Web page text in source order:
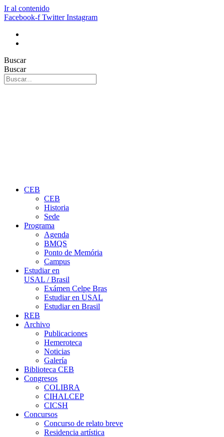
Ir al contenido
Facebook-f Twitter Instagram
Buscar
Buscar
CEB
CEB
Historia
Sede
Programa
Agenda
BMQS
Ponto de Memória
Campus
Estudiar en
USAL / Brasil
Exámen Celpe Bras
Estudiar en USAL
Estudiar en Brasil
REB
Archivo
Publicaciones
Hemeroteca
Noticias
Galería
Biblioteca CEB
Congresos
COLIBRA
CIHALCEP
CICSH
Concursos
Concurso de relato breve
Residencia artística